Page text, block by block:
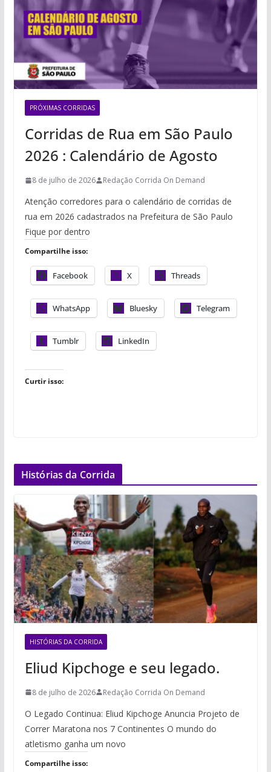
PRÓXIMAS CORRIDAS
Corridas de Rua em São Paulo
2026 : Calendário de Agosto
8 de julho de 2026 Redação Corrida On Demand
Atenção corredores para o calendário de corridas de
rua em 2026 cadastrados na Prefeitura de São Paulo
Fique por dentro
Compartilhe isso:
Facebook X Threads
WhatsApp Bluesky Telegram
Tumblr LinkedIn
Curtir isso:
Histórias da Corrida
HISTÓRIAS DA CORRIDA
Eliud Kipchoge e seu legado.
8 de julho de 2026 Redação Corrida On Demand
O Legado Continua: Eliud Kipchoge Anuncia Projeto de
Correr Maratona nos 7 Continentes O mundo do
atletismo ganha um novo
Compartilhe isso: